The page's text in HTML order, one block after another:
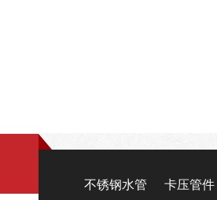
不锈钢水管 卡压管件